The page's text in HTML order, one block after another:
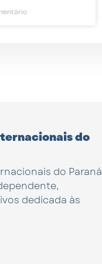
do
do Paraná
dedicada às